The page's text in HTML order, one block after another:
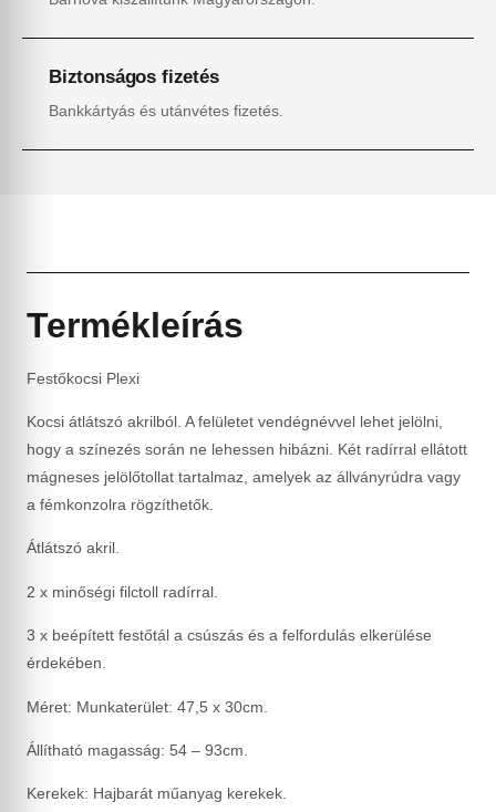
Biztonságos fizetés
Bankkártyás és utánvétes fizetés.
Termékleírás
Festőkocsi Plexi
Kocsi átlátszó akrilból. A felületet vendégnévvel lehet jelölni,
hogy a színezés során ne lehessen hibázni. Két radírral ellátott
mágneses jelölőtollat tartalmaz, amelyek az állványrúdra vagy
a fémkonzolra rögzíthetők.
Átlátszó akril.
2 x minőségi filctoll radírral.
3 x beépített festőtál a csúszás és a felfordulás elkerülése
érdekében.
Méret: Munkaterület: 47,5 x 30cm.
Állítható magasság: 54 – 93cm.
Kerekek: Hajbarát műanyag kerekek.